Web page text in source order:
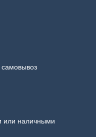
самовывоз
или наличными